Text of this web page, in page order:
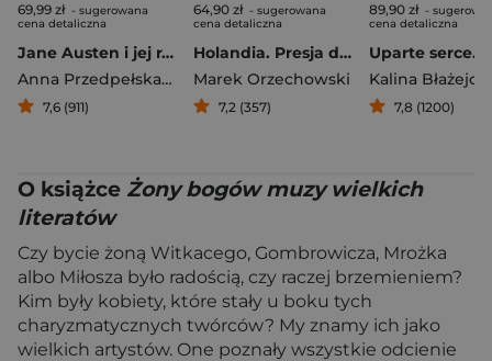
69,99 zł - sugerowana
cena detaliczna
Jane Austen i jej racjonalne romanse
Anna Przedpełska-Trzeciakowska
7,6 (911)
64,90 zł - sugerowana
cena detaliczna
Holandia. Presja depresji
Marek Orzechowski
7,2 (357)
89,90 zł -
cena detaliczna
Kalina
7,8 (1200)
O książce Żony bogów muzy wielkich
literatów
Czy bycie żoną Witkacego, Gombrowicza, Mrożka
albo Miłosza było radością, czy raczej brzemieniem?
Kim były kobiety, które stały u boku tych
charyzmatycznych twórców? My znamy ich jako
wielkich artystów. One poznały wszystkie odcienie